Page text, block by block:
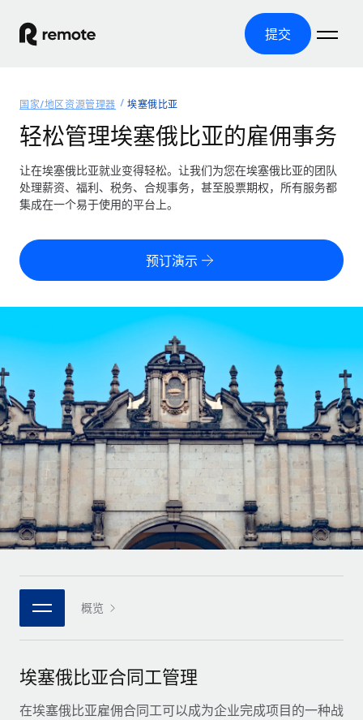
提交
产品
全球招聘
全球薪资管理
轻松运行合规薪资
零实体成本实现全球扩张
合同工管理
全球合同工入职与管理
PEO
外包复杂雇佣任务
基础设施
Remote Embedded
将人力资源无缝融入工作流程
团队的内置核心人力资源功能
连接 新的
使用我们的 MCP 将任何人工智能工具与 Remote 平台相连
借助核心业务工具简化流程
覆盖全球
美国各州浏览器
Remote 无惧对比
成长阶段
初创企业
为成长型企业量身打造的全球敏捷型人力资源与薪资解决方案
中型市场
通过定制化人力资源解决方案扩展团队
企业
与我们携手合作
战略技术合作伙伴
与我们共探合作机遇
资源
工具与计算器
误分类风险计算工具
员工成本计算器
计算任何国家的员工总成本
合同工薪酬结算计算器
探索全球合同工的结算货币选项与结算速度
通过 REMOTE 学习
研究与指引
案例研究
人力资源术语表
核对表和模板
职位描述库
网络研讨会
活动
新闻室
定价
中文（简体）
English
Nederlands
Français
Deutsch
Español
Italiano
Português (Portugal)
日本語
한국어
中文（简体）
登录
国家/地区资源管理器 埃塞俄比亚
轻松管理埃塞俄比亚的雇佣事务
让在埃塞俄比亚就业变得轻松。让我们为您在埃塞俄比亚的团队
处理薪资、福利、税务、合规事务，甚至股票期权，所有服务都
集成在一个易于使用的平台上。
预订演示
概览
埃塞俄比亚合同工管理
在埃塞俄比亚雇佣合同工可以成为企业完成项目的一种战